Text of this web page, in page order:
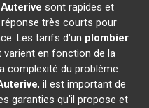
Auterive sont rapides et
très courts pour
Les tarifs d'un plombier
en fonction de la
complexité du problème.
, il est important de
garanties qu'il propose et